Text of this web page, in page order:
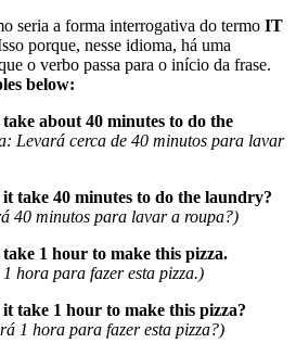
seria a forma interrogativa do termo IT
porque, nesse idioma, há uma
o verbo passa para o início da frase.
below:
about 40 minutes to do the
Levará cerca de 40 minutos para lavar
take 40 minutes to do the laundry?
40 minutos para lavar a roupa?)
1 hour to make this pizza.
hora para fazer esta pizza.)
take 1 hour to make this pizza?
1 hora para fazer esta pizza?)